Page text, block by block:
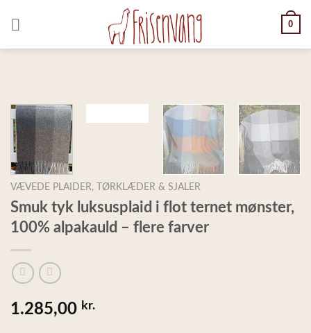
0
VÆVEDE PLAIDER, TØRKLÆDER & SJALER
Smuk tyk luksusplaid i flot ternet mønster,
100% alpakauld – flere farver
1.285,00 kr.